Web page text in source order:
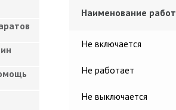
Наименование работ
Не включается
Не работает
Не выключается